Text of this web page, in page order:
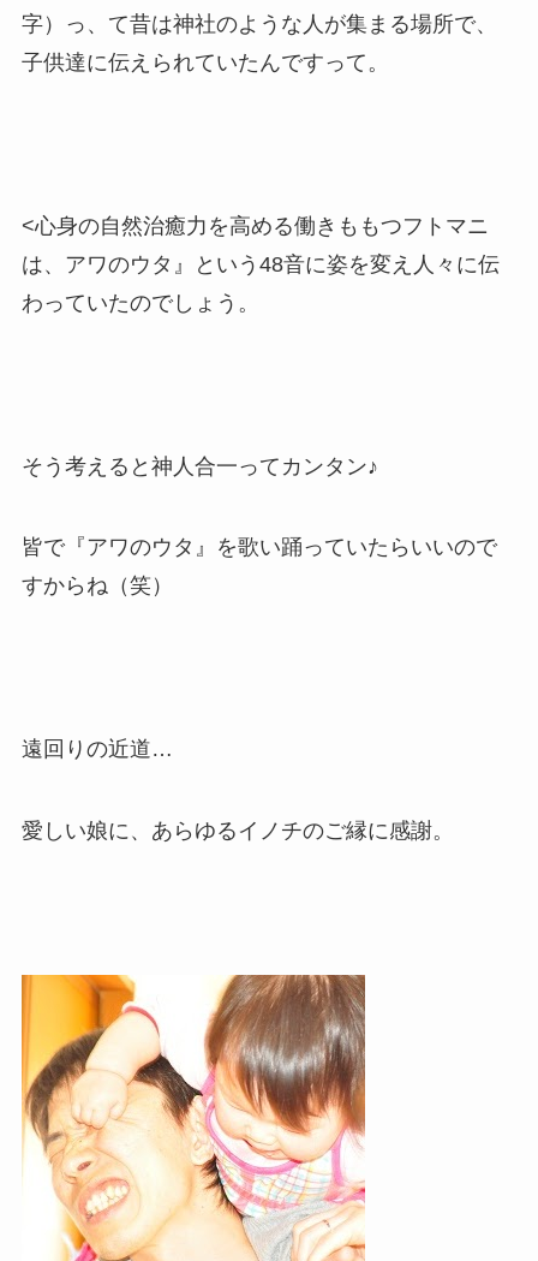
字）っ、て昔は神社のような人が集まる場所で、
子供達に伝えられていたんですって。
<心身の自然治癒力を高める働きももつフトマニ
は、アワのウタ』という48音に姿を変え人々に伝
わっていたのでしょう。
そう考えると神人合一ってカンタン♪
皆で『アワのウタ』を歌い踊っていたらいいので
すからね（笑）
遠回りの近道…
愛しい娘に、あらゆるイノチのご縁に感謝。